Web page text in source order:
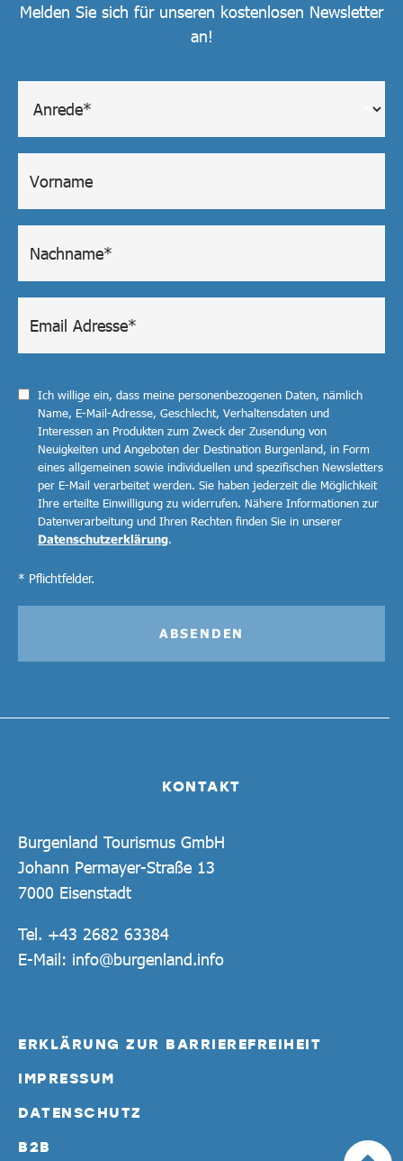
KONTAKT
Burgenland Tourismus GmbH
Johann Permayer-Straße 13
7000 Eisenstadt
Tel. +43 2682 63384
E-Mail: info@burgenland.info
ERKLÄRUNG ZUR BARRIEREFREIHEIT
IMPRESSUM
DATENSCHUTZ
B2B
Melden Sie sich für unseren kostenlosen Newsletter
an!
Ich willige ein, dass meine personenbezogenen Daten, nämlich
Name, E-Mail-Adresse, Geschlecht, Verhaltensdaten und
Interessen an Produkten zum Zweck der Zusendung von
Neuigkeiten und Angeboten der Destination Burgenland, in Form
eines allgemeinen sowie individuellen und spezifischen Newsletters
per E-Mail verarbeitet werden. Sie haben jederzeit die Möglichkeit
Ihre erteilte Einwilligung zu widerrufen. Nähere Informationen zur
Datenverarbeitung und Ihren Rechten finden Sie in unserer
Datenschutzerklärung.
* Pflichtfelder.
ABSENDEN